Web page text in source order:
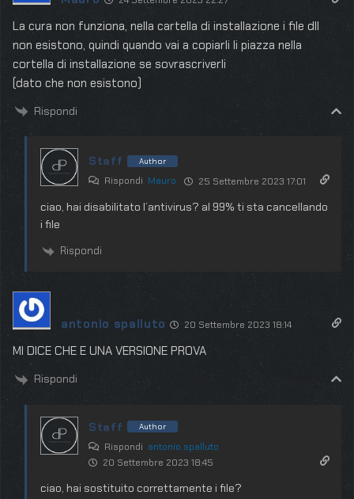
La cura non funziona, nella cartella di installazione i file dll
non esistono, quindi quando vai a copiarli li piazza nella
cortella di installazione se sovrascriverli
(dato che non esistono)
Rispondi
Staff Author
Rispondi Mauro 25 Settembre 2023 17:01
ciao, hai disabilitato l’antivirus? al 99% ti sta cancellando
i file
Rispondi
antonio spalluto 20 Settembre 2023 18:14
MI DICE CHE E UNA VERSIONE PROVA
Rispondi
Staff Author
Rispondi antonio spalluto
20 Settembre 2023 18:45
ciao, hai sostituito correttamente i file?